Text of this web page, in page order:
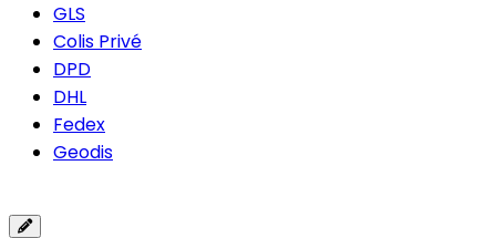
GLS
Colis Privé
DPD
DHL
Fedex
Geodis